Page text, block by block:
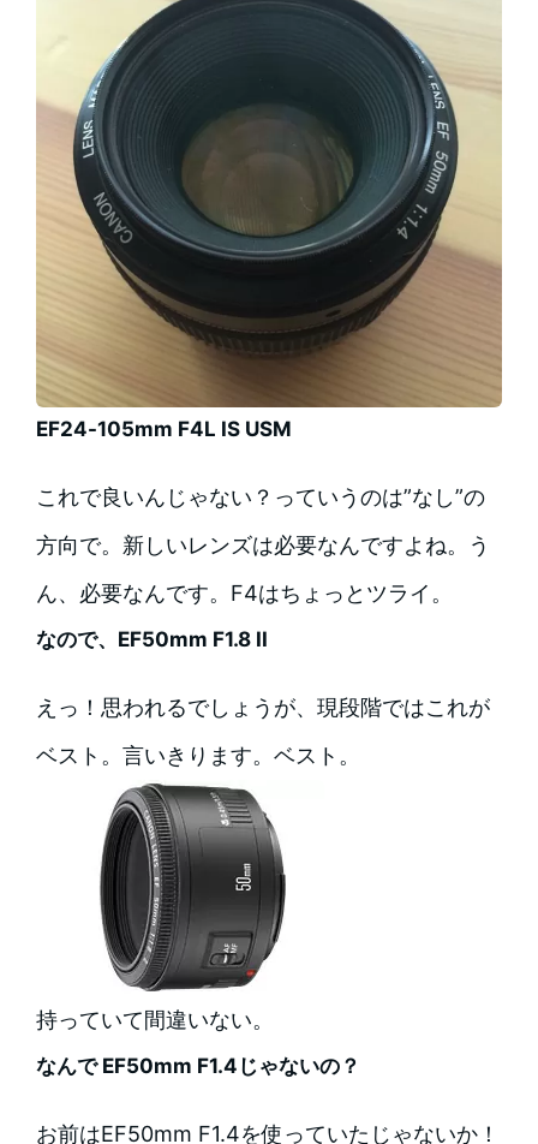
EF24-105mm F4L IS USM
これで良いんじゃない？っていうのは”なし”の
方向で。新しいレンズは必要なんですよね。う
ん、必要なんです。F4はちょっとツライ。
なので、EF50mm F1.8 II
えっ！思われるでしょうが、現段階ではこれが
ベスト。言いきります。ベスト。
持っていて間違いない。
なんで EF50mm F1.4じゃないの？
お前はEF50mm F1.4を使っていたじゃないか！